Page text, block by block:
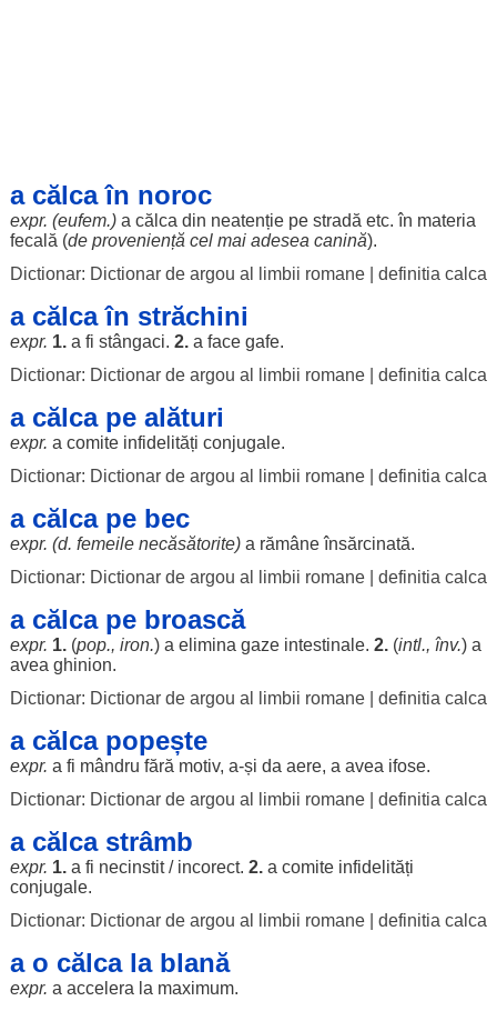
a călca în noroc
expr. (eufem.)a călca din neatențiepe stradă etc. în materia
fecală (de proveniență cel mai adesea canină).
Dictionar: Dictionar de argou al limbii romane| definitia calca
a călca în străchini
expr. 1.a fi stângaci. 2.a face gafe.
Dictionar: Dictionar de argou al limbii romane| definitia calca
a călca pe alături
expr. a comite infidelități conjugale.
Dictionar: Dictionar de argou al limbii romane| definitia calca
a călca pe bec
expr. (d. femeile necăsătorite)a rămâne însărcinată.
Dictionar: Dictionar de argou al limbii romane| definitia calca
a călca pe broască
expr. 1.(pop., iron.) a elimina gaze intestinale. 2.(intl., înv.) a
avea ghinion.
Dictionar: Dictionar de argou al limbii romane| definitia calca
a călca popește
expr. a fi mândru fără motiv, a-și da aere, a avea ifose.
Dictionar: Dictionar de argou al limbii romane| definitia calca
a călca strâmb
expr. 1.a fi necinstit/ incorect. 2.a comite infidelități
conjugale.
Dictionar: Dictionar de argou al limbii romane| definitia calca
a o călca la blană
expr. a accelera la maximum.